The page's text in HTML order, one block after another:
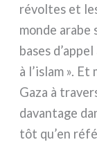
révol­tes et
mon­de ara­be
bases
à l’islam ».
Gaza à
davan­ta­ge
tôt qu’en